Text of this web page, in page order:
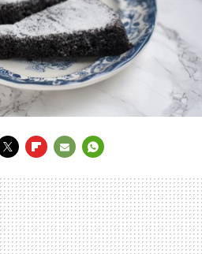
MAIL